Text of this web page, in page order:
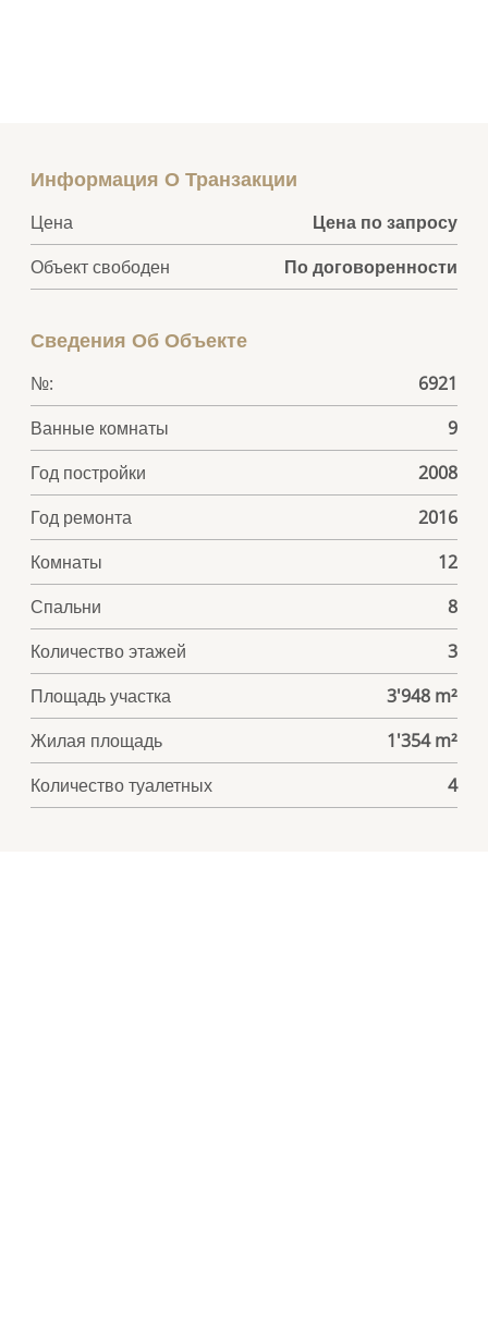
Информация О Транзакции
Цена
Цена по запросу
Объект свободен
По договоренности
Сведения Об Объекте
№:
6921
Ванные комнаты
9
Год постройки
2008
Год ремонта
2016
Комнаты
12
Спальни
8
Количество этажей
3
Площадь участка
3'948 m²
Жилая площадь
1'354 m²
Количество туалетных
4